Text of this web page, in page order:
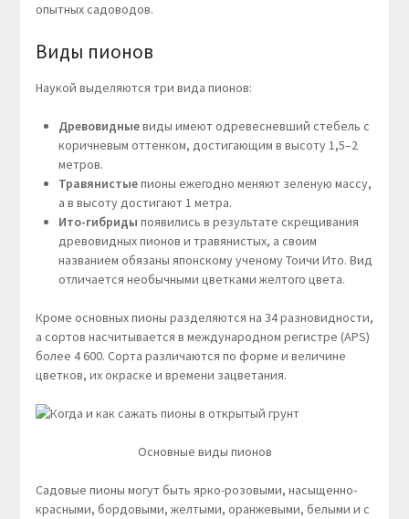
опытных садоводов.
Виды пионов
Наукой выделяются три вида пионов:
Древовидныевиды имеют одревесневший стебель с
коричневым оттенком, достигающим в высоту 1,5–2
метров.
Травянистыепионы ежегодно меняют зеленую массу,
а в высоту достигают 1 метра.
Ито-гибриды появились в результате скрещивания
древовидных пионов и травянистых, а своим
названием обязаны японскому ученому Тоичи Ито. Вид
отличается необычными цветками желтого цвета.
Кроме основных пионы разделяются на 34 разновидности,
а сортов насчитывается в международном регистре (APS)
более 4 600. Сорта различаются по форме и величине
цветков, их окраске и времени зацветания.
Основные виды пионов
Садовые пионы могут быть ярко-розовыми, насыщенно-
красными, бордовыми, желтыми, оранжевыми, белыми и с